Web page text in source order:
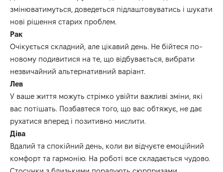
змінюватимуться, доведеться підлаштовуватись і шукати
нові рішення старих проблем.
Рак
Очікується складний, але цікавий день. Не бійтеся по-
новому подивитися на те, що відбувається, вибрати
незвичайний альтернативний варіант.
Лев
У ваше життя можуть стрімко увійти важливі зміни, які
вас потішать. Позбавтеся того, що вас обтяжує, не дає
рухатися вперед і позитивно мислити.
Діва
Вдалий та спокійний день, коли ви відчуєте емоційний
комфорт та гармонію. На роботі все складається чудово.